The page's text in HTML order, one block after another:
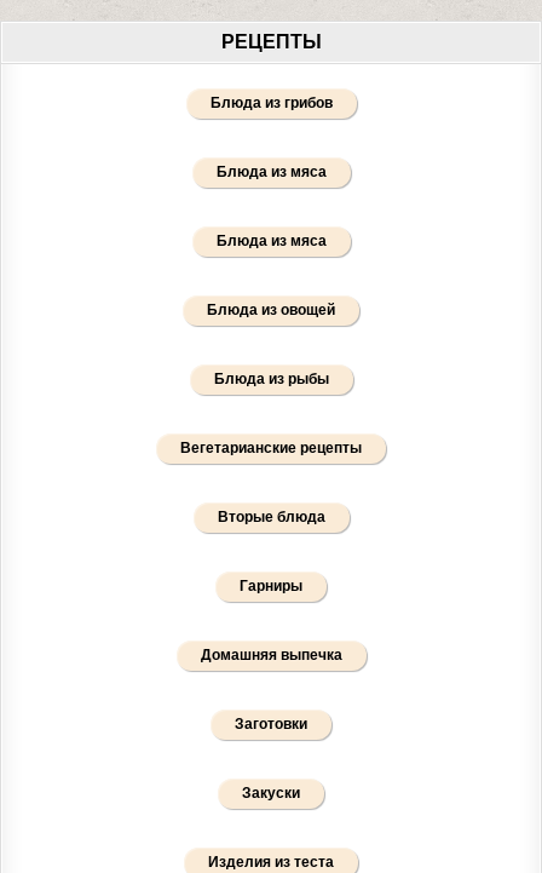
РЕЦЕПТЫ
Блюда из грибов
Блюда из мяса
Блюда из мяса
Блюда из овощей
Блюда из рыбы
Вегетарианские рецепты
Вторые блюда
Гарниры
Домашняя выпечка
Заготовки
Закуски
Изделия из теста